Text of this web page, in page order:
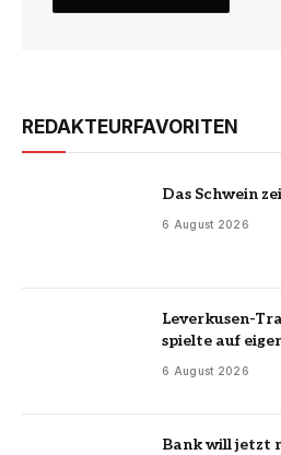
REDAKTEURFAVORITEN
Das Schwein
6 August 2026
Leverkusen-
spielte auf
6 August 2026
Bank will jetzt